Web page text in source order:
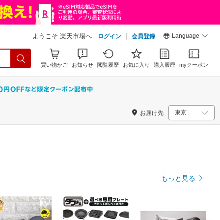
ようこそ 楽天市場へ ログイン 会員登録 Language
買い物かご お知らせ 閲覧履歴 お気に入り 購入履歴 myクーポン
お届け先
もっと見る